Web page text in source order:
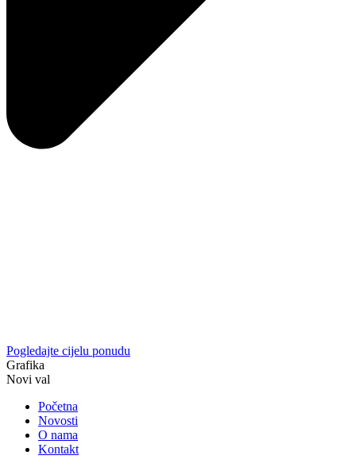
Pogledajte cijelu ponudu
Grafika
Novi val
Početna
Novosti
O nama
Kontakt